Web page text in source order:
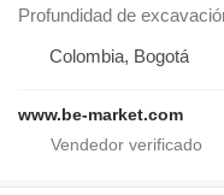
Profundidad de
Colombia, Bogotá
www.be-market.com